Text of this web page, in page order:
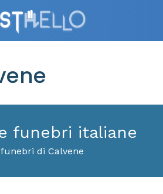
funebri italiane
di Calvene